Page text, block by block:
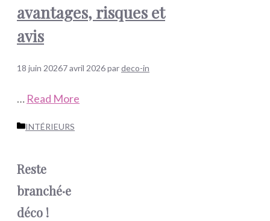
avantages, risques et
avis
18 juin 20267 avril 2026pardeco-in
… Read More
Catégories
INTÉRIEURS
Reste
branché·e
déco !